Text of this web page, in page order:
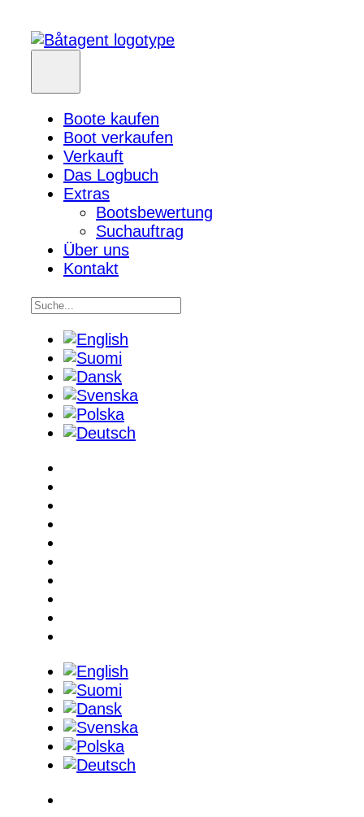
Boote kaufen
Boot verkaufen
Verkauft
Das Logbuch
Extras
Bootsbewertung
Suchauftrag
Über uns
Kontakt